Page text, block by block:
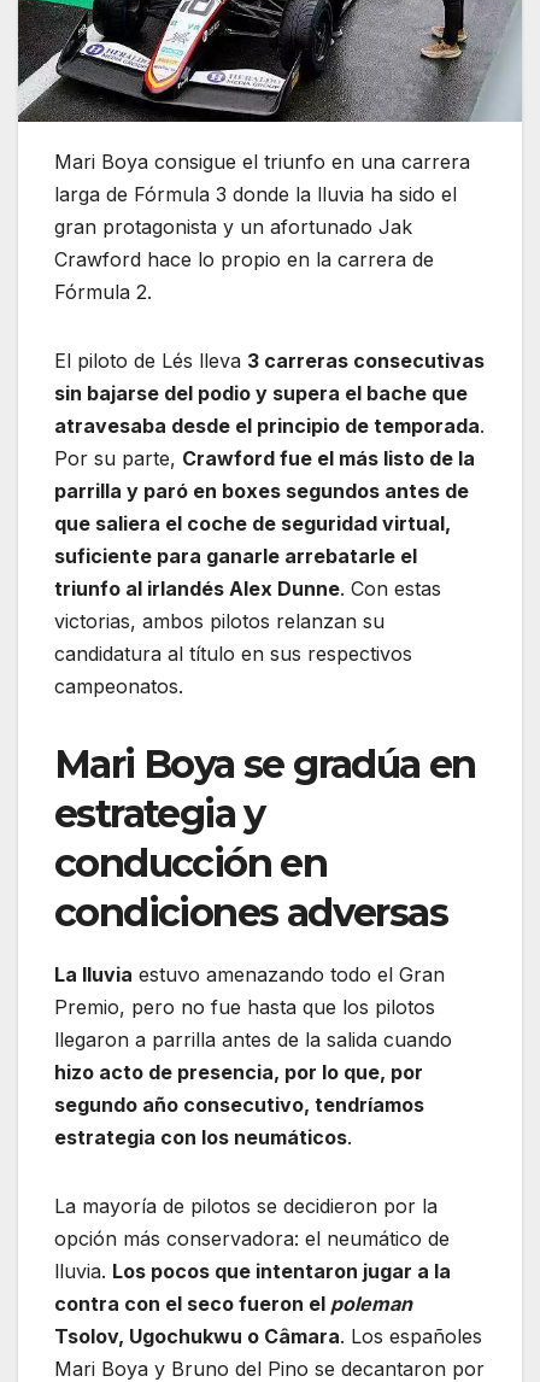
Mari Boya consigue el triunfo en una carrera
larga de Fórmula 3 donde la lluvia ha sido el
gran protagonista y un afortunado Jak
Crawford hace lo propio en la carrera de
Fórmula 2.
El piloto de Lés lleva 3 carreras consecutivas
sin bajarse del podio y supera el bache que
atravesaba desde el principio de temporada.
Por su parte, Crawford fue el más listo de la
parrilla y paró en boxes segundos antes de
que saliera el coche de seguridad virtual,
suficiente para ganarle arrebatarle el
triunfo al irlandés Alex Dunne. Con estas
victorias, ambos pilotos relanzan su
candidatura al título en sus respectivos
campeonatos.
Mari Boya se gradúa en
estrategia y
conducción en
condiciones adversas
La lluvia estuvo amenazando todo el Gran
Premio, pero no fue hasta que los pilotos
llegaron a parrilla antes de la salida cuando
hizo acto de presencia, por lo que, por
segundo año consecutivo, tendríamos
estrategia con los neumáticos.
La mayoría de pilotos se decidieron por la
opción más conservadora: el neumático de
lluvia. Los pocos que intentaron jugar a la
contra con el seco fueron el poleman
Tsolov, Ugochukwu o Câmara. Los españoles
Mari Boya y Bruno del Pino se decantaron por